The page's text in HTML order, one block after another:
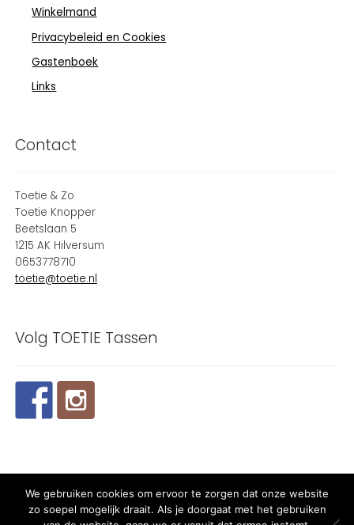
Winkelmand
Privacybeleid en Cookies
Gastenboek
Links
Contact
Toetie & Zo
Toetie Knopper
Beetslaan 5
1215 AK Hilversum
0653778710
toetie@toetie.nl
Volg TOETIE Tassen
© 2026 TOETIE Tassen - Powered and maintained by
We gebruiken cookies om ervoor te zorgen dat onze website
zo soepel mogelijk draait. Als je doorgaat met het gebruiken